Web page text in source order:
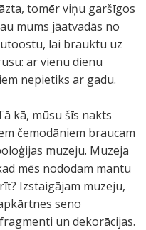
tomēr viņu garšīgos
mums jāatvadās no
lai brauktu uz
ar vienu dienu
nepietiks ar gadu.
kā, mūsu šīs nakts
čemodāniem braucam
muzeju. Muzeja
mēs nododam mantu
Izstaigājam muzeju,
seno
un dekorācijas.